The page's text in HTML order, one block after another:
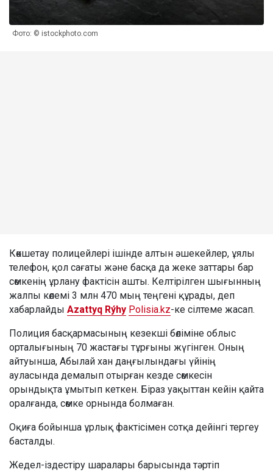
Фото: © istockphoto.com
Көкшетау полицейлері ішінде алтын әшекейлер, ұялы
телефон, қол сағаты және басқа да жеке заттары бар
сөмкенің ұрлану фактісін ашты. Келтірілген шығынның
жалпы көлемі 3 млн 470 мың теңгені құрады, деп
хабарлайды Azattyq Rýhy Polisia.kz-ке сілтеме жасап.
Полиция басқармасының кезекші бөліміне облыс
орталығының 70 жастағы тұрғыны жүгінген. Оның
айтуынша, Абылай хан даңғылындағы үйінің
ауласында демалып отырған кезде сөмкесін
орындықта ұмытып кеткен. Біраз уақыттан кейін қайта
оралғанда, сөмке орнында болмаған.
Оқиға бойынша ұрлық фактісімен сотқа дейінгі тергеу
басталды.
Жедел-іздестіру шаралары барысында тәртіп